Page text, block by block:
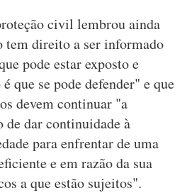
civil lembrou ainda
tem direito a ser informado
pode estar exposto e
que se pode defender" e que
devem continuar "a
de dar continuidade à
para enfrentar de uma
e em razão da sua
a que estão sujeitos".